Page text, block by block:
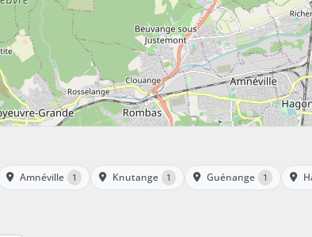
Amnéville 1 Knutange 1 Guénange 1